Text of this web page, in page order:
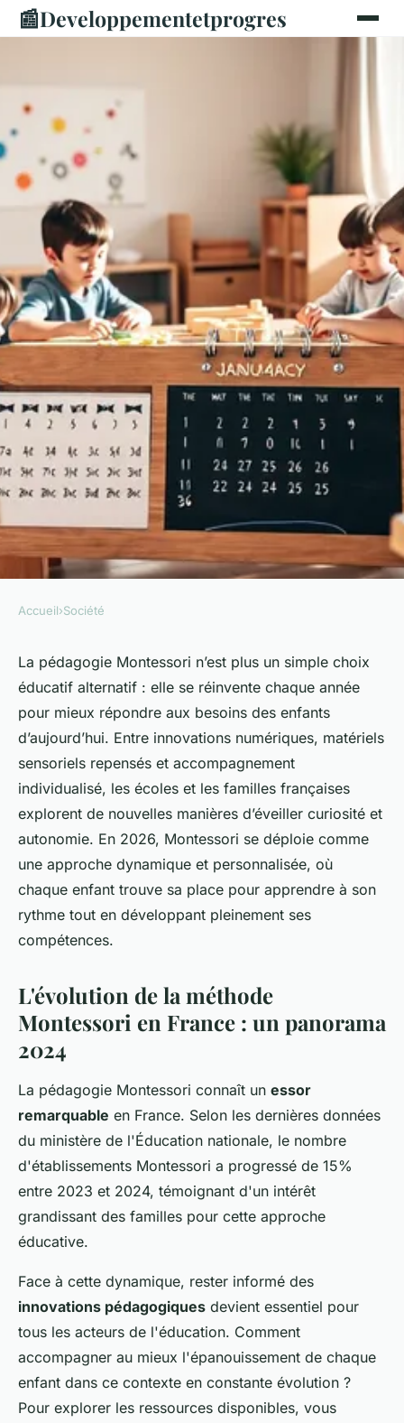
📰Developpementetprogres
Actualité éducation
montessori : accompagner
l'épanouissement en 2024
Mya•16 janvier 2026• 8 min de lecture
Accueil›Société
La pédagogie Montessori n’est plus un simple choix
éducatif alternatif : elle se réinvente chaque année
pour mieux répondre aux besoins des enfants
d’aujourd’hui. Entre innovations numériques, matériels
sensoriels repensés et accompagnement
individualisé, les écoles et les familles françaises
explorent de nouvelles manières d’éveiller curiosité et
autonomie. En 2026, Montessori se déploie comme
une approche dynamique et personnalisée, où
chaque enfant trouve sa place pour apprendre à son
rythme tout en développant pleinement ses
compétences.
L'évolution de la méthode
Montessori en France : un panorama
2024
La pédagogie Montessori connaît un essor
remarquable en France. Selon les dernières données
du ministère de l'Éducation nationale, le nombre
d'établissements Montessori a progressé de 15%
entre 2023 et 2024, témoignant d'un intérêt
grandissant des familles pour cette approche
éducative.
Face à cette dynamique, rester informé des
innovations pédagogiques devient essentiel pour
tous les acteurs de l'éducation. Comment
accompagner au mieux l'épanouissement de chaque
enfant dans ce contexte en constante évolution ?
Pour explorer les ressources disponibles, vous